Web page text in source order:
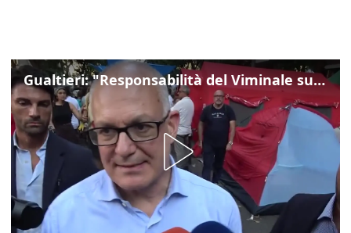
Gualtieri: "Responsabilità del Viminale su Spin Time? La posizione dei partiti è nota"